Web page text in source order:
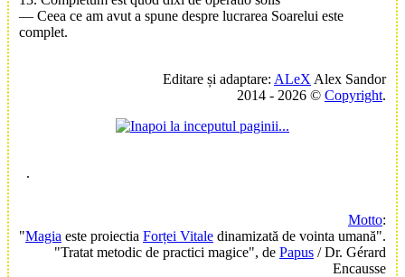
— Ceea ce am avut a spune despre lucrarea Soarelui este
complet.
Editare și adaptare: ALeX Alex Sandor
2014 - 2026 © Copyright.
.
Motto:
"Magia este proiectia Forței Vitale dinamizată de vointa umană".
"Tratat metodic de practici magice", de Papus / Dr. Gérard
Encausse